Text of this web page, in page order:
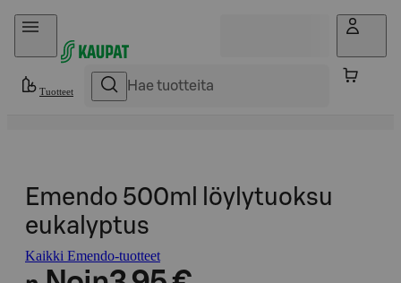
Hyppää sisältöön
Tuotteet
Emendo 500ml löylytuoksu
eukalyptus
Kaikki Emendo-tuotteet